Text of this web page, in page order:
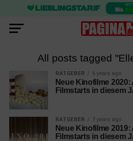
All posts tagged
RATGEBER 6 years ago
Neue Kinofilme 2020:
Filmstarts in diesem
RATGEBER 7 years ago
Neue Kinofilme 2019:
Filmstarts in diesem